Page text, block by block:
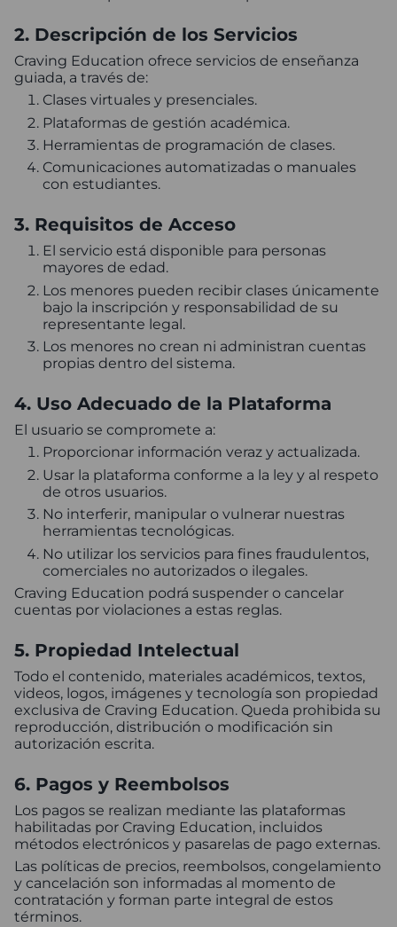
2. Descripción de los Servicios
Craving Education ofrece servicios de enseñanza
guiada, a través de:
Clases virtuales y presenciales.
Plataformas de gestión académica.
Herramientas de programación de clases.
Comunicaciones automatizadas o manuales
con estudiantes.
3. Requisitos de Acceso
El servicio está disponible para personas
mayores de edad.
Los menores pueden recibir clases únicamente
bajo la inscripción y responsabilidad de su
representante legal.
Los menores no crean ni administran cuentas
propias dentro del sistema.
4. Uso Adecuado de la Plataforma
El usuario se compromete a:
Proporcionar información veraz y actualizada.
Usar la plataforma conforme a la ley y al respeto
de otros usuarios.
No interferir, manipular o vulnerar nuestras
herramientas tecnológicas.
No utilizar los servicios para fines fraudulentos,
comerciales no autorizados o ilegales.
Craving Education podrá suspender o cancelar
cuentas por violaciones a estas reglas.
5. Propiedad Intelectual
Todo el contenido, materiales académicos, textos,
videos, logos, imágenes y tecnología son propiedad
exclusiva de Craving Education. Queda prohibida su
reproducción, distribución o modificación sin
autorización escrita.
6. Pagos y Reembolsos
Los pagos se realizan mediante las plataformas
habilitadas por Craving Education, incluidos
métodos electrónicos y pasarelas de pago externas.
Las políticas de precios, reembolsos, congelamiento
y cancelación son informadas al momento de
contratación y forman parte integral de estos
términos.